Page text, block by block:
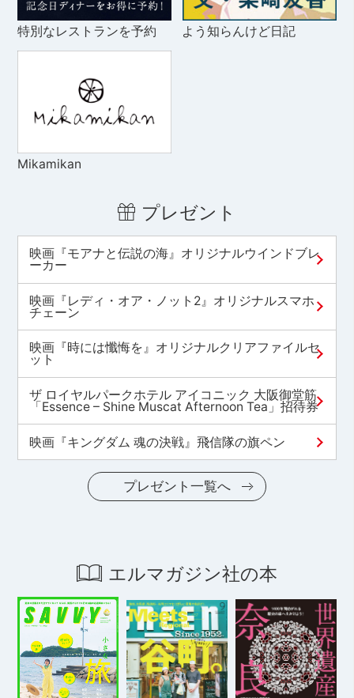
特別なレストランを予約 よう知らんけど日記
Mikamikan
プレゼント
映画『モアナと伝説の海』オリジナルウインドブレ
ーカー
映画『レディ・オア・ノット2』オリジナルスマホ
チェーン
映画『時には懺悔を』オリジナルクリアファイルセ
ット
ザ ロイヤルパークホテル アイコニック 大阪御堂筋
「Essence – Shine Muscat Afternoon Tea」招待券
映画『キングダム 魂の決戦』飛信隊の旗ペン
プレゼント一覧へ
エルマガジン社の本